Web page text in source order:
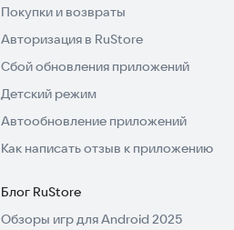
Покупки и возвраты
Авторизация в RuStore
Сбой обновления приложений
Детский режим
Автообновление приложений
Как написать отзыв к приложению
Блог RuStore
Обзоры игр для Android 2025